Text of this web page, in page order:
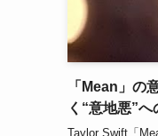
「Mean」の
く“意地悪”へ
Taylor Swift「